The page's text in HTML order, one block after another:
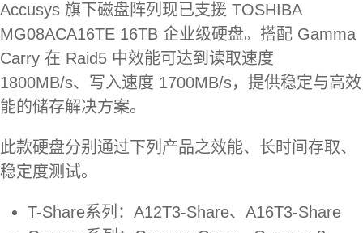
Accusys 旗下磁盘阵列现已支援 TOSHIBA
MG08ACA16TE 16TB 企业级硬盘。搭配 Gamma
Carry 在 Raid5 中效能可达到读取速度
1800MB/s、写入速度 1700MB/s，提供稳定与高效
能的储存解决方案。
此款硬盘分别通过下列产品之效能、长时间存取、
稳定度测试。
T-Share系列：A12T3-Share、A16T3-Share